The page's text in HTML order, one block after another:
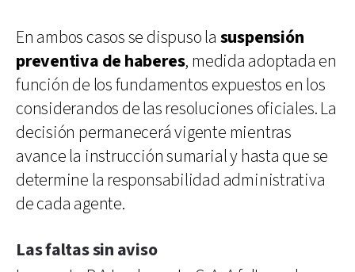
En ambos casos se dispuso la suspensión
preventiva de haberes, medida adoptada en
función de los fundamentos expuestos en los
considerandos de las resoluciones oficiales. La
decisión permanecerá vigente mientras
avance la instrucción sumarial y hasta que se
determine la responsabilidad administrativa
de cada agente.
Las faltas sin aviso